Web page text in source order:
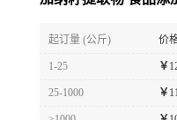
起订量 (公斤) 价
1-25 ￥
25-1000 ￥